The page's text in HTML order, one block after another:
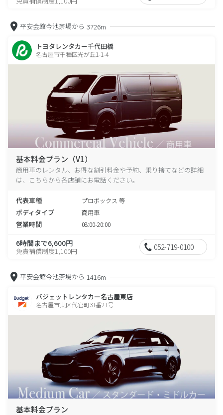
平安会館今池斎場から 3726m
トヨタレンタカー千代田橋
名古屋市千種区光が丘1-1-4
基本料金プラン（V1）
商用車のレンタル、お得な割引料金や予約、乗り捨てなどの詳細
は、こちらから各店舗にお電話ください。
代表車種 プロボックス 等
ボディタイプ 商用車
営業時間 08:00-20:00
6時間まで6,600円
免責補償制度1,100円 052-719-0100
平安会館今池斎場から 1416m
バジェットレンタカー名古屋東店
名古屋市東区代官町31番21号
基本料金プラン